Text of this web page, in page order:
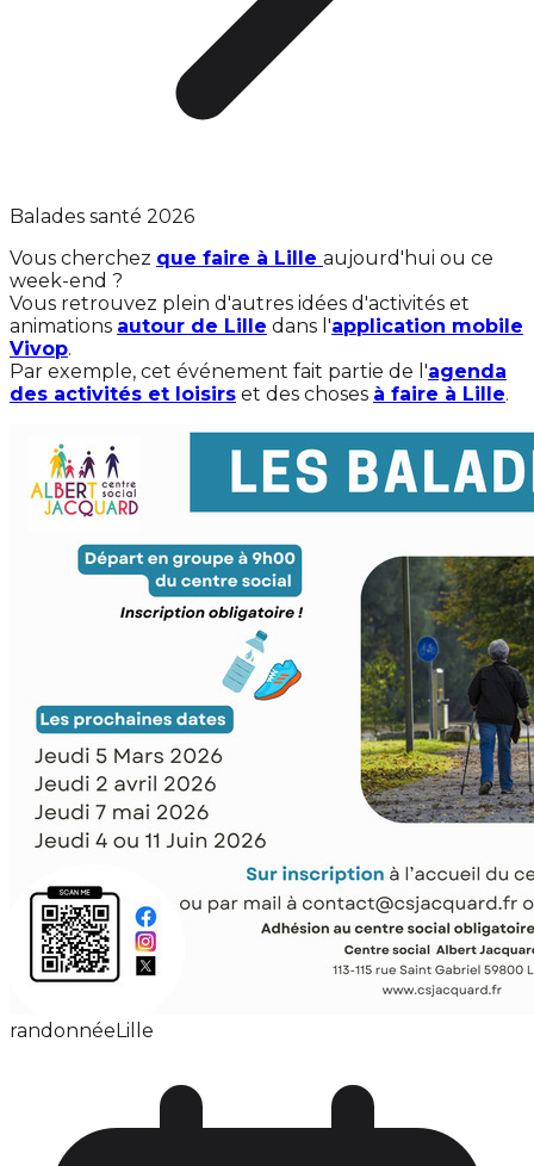
Balades santé 2026
Vous cherchez que faire à Lille aujourd'hui ou ce
week-end ?
Vous retrouvez plein d'autres idées d'activités et
animations autour de Lille dans l'application mobile
Vivop.
Par exemple, cet événement fait partie de l'agenda
des activités et loisirs et des choses à faire à Lille.
randonnéeLille